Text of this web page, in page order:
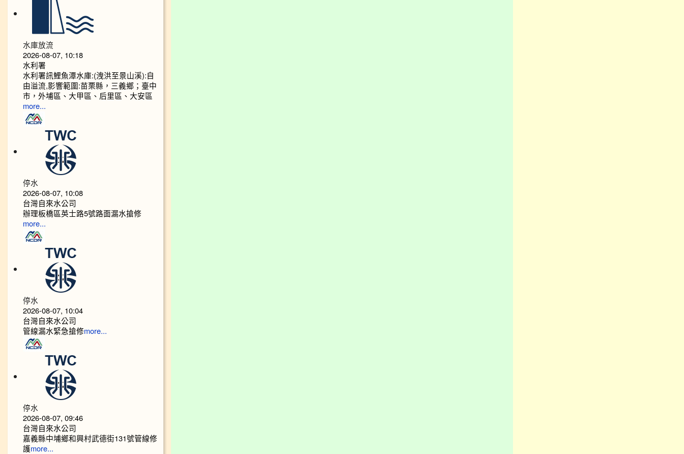
水庫放流
2026-08-07, 10:18
水利署
水利署訊鯉魚潭水庫:(洩洪至景山溪):自
由溢流,影響範圍:苗栗縣，三義鄉；臺中
市，外埔區、大甲區、后里區、大安區
more...
停水
2026-08-07, 10:08
台灣自來水公司
辦理板橋區英士路5號路面漏水搶修
more...
停水
2026-08-07, 10:04
台灣自來水公司
管線漏水緊急搶修more...
停水
2026-08-07, 09:46
台灣自來水公司
嘉義縣中埔鄉和興村武德街131號管線修
護more...